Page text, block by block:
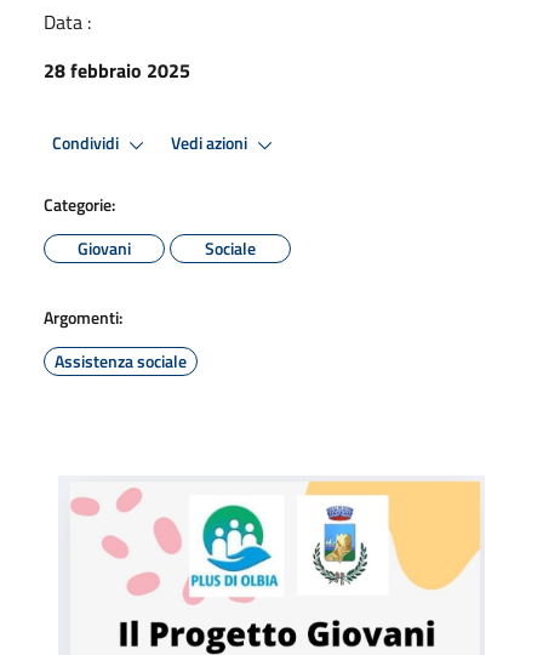
Data :
28 febbraio 2025
Condividi Vedi azioni
Categorie:
Giovani
Sociale
Argomenti:
Assistenza sociale